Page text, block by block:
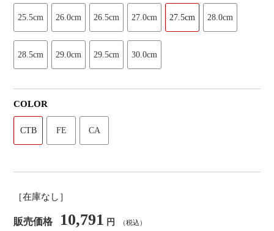
25.5cm 26.0cm 26.5cm 27.0cm 27.5cm 28.0cm
28.5cm 29.0cm 29.5cm 30.0cm
COLOR
CTB FE CA
［在庫なし］
販売価格 10,791 円 （税込）